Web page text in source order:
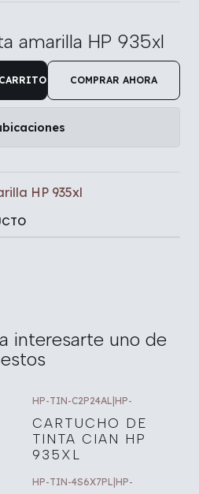
amarilla HP 935xl
COMPRAR AHORA
HP 935xl
interesarte uno de
estos
HP-TIN-C2P24AL HP-
CARTUCHO DE
TINTA CIAN HP
935XL
HP-TIN-4S6X7PL|HP-